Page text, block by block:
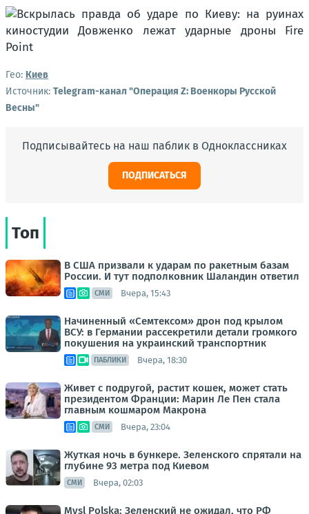
Гео: Киев
Источник: Telegram-канал "Операция Z: Военкоры Русской
Весны"
Подписывайтесь на наш паблик в Одноклассниках
ПОДПИСАТЬСЯ
Топ
В США призвали к ударам по ракетным базам
России. И тут подполковник Шаландин ответил
СМИ Вчера, 15:43
Начиненный «Семтексом» дрон под крылом
ВСУ: в Германии рассекретили детали громкого
покушения на украинский транспортник
ПАБЛИКИ Вчера, 18:30
Живет с подругой, растит кошек, может стать
президентом Франции: Марин Ле Пен стала
главным кошмаром Макрона
СМИ Вчера, 23:04
Жуткая ночь в бункере. Зеленского спрятали на
глубине 93 метра под Киевом
СМИ Вчера, 02:03
Mysl Polska: Зеленский не ожидал, что РФ